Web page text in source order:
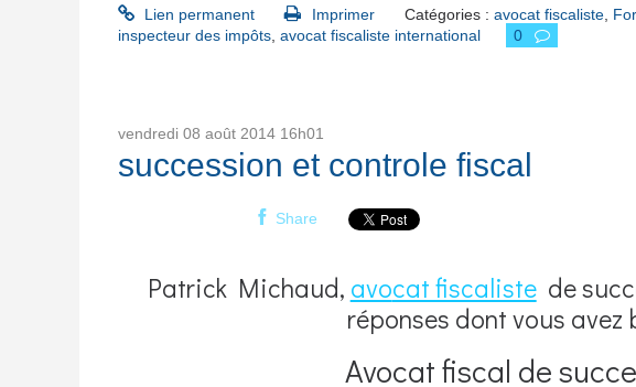
Lien permanent Imprimer Catégories : avocat fiscaliste,
inspecteur des impôts avocat fiscaliste international 0
vendredi 08 août 2014 16h01
succession et controle fiscal
Share
Patrick Michaud, avocat fiscalistede
réponses dont vous avez
Avocat fiscal de